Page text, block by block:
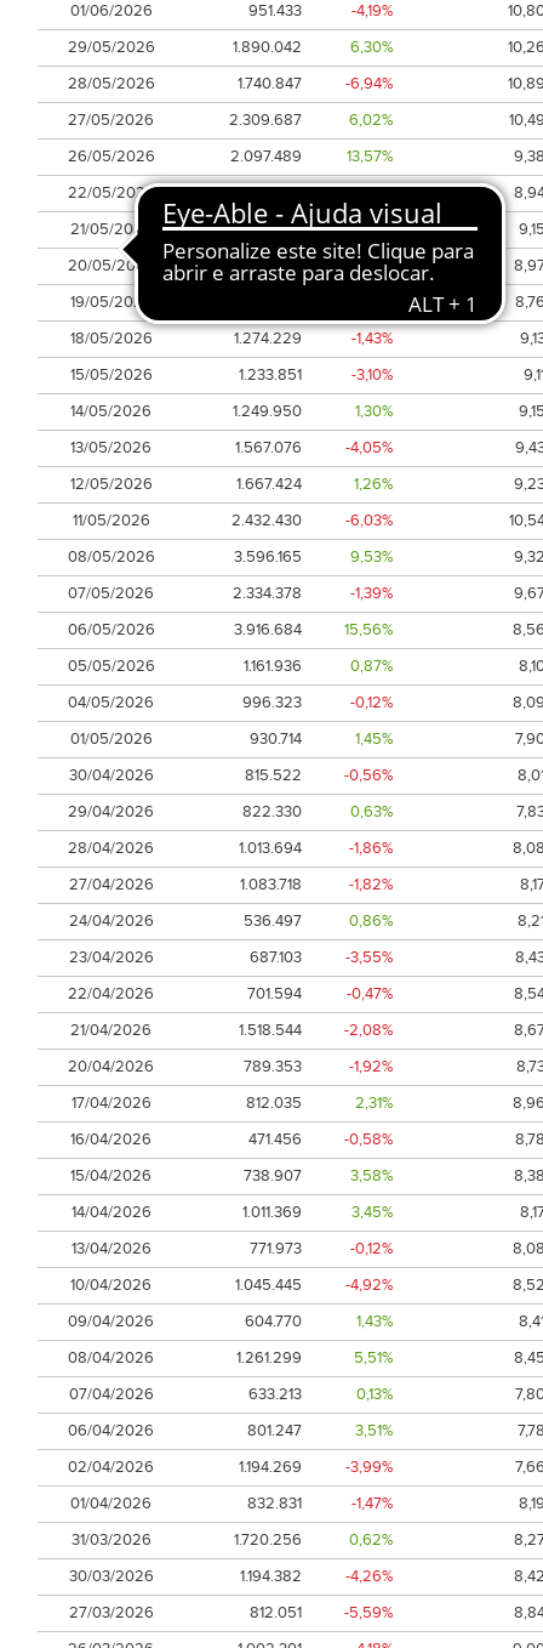
01/06/2026
951.433 -4,19%
29/05/2026
1.890.042 6,30%
28/05/2026
1.740.847 -6,94%
27/05/2026
2.309.687 6,02%
26/05/2026
2.097.489 13,57%
22/05/2026
985.576 2,56%
21/05/2026
990.139 -3,13%
20/05/2026
1.258.022 4,16%
19/05/2026
18/05/2026
1.274.229 -1,43%
15/05/2026
1.233.851 -3,10%
14/05/2026
1.249.950 1,30%
13/05/2026
1.567.076 -4,05%
12/05/2026
1.667.424 1,26%
11/05/2026
2.432.430 -6,03%
08/05/2026
3.596.165 9,53%
07/05/2026
2.334.378 -1,39%
06/05/2026
3.916.684 15,56%
05/05/2026
1.161.936 0,87%
04/05/2026
996.323 -0,12%
01/05/2026
930.714 1,45%
30/04/2026
815.522 -0,56%
29/04/2026
822.330 0,63%
28/04/2026
1.013.694 -1,86%
27/04/2026
1.083.718 -1,82%
24/04/2026
536.497 0,86%
23/04/2026
687.103 -3,55%
22/04/2026
701.594 -0,47%
21/04/2026
1.518.544 -2,08%
20/04/2026
789.353 -1,92%
17/04/2026
812.035 2,31%
16/04/2026
471.456 -0,58%
15/04/2026
738.907 3,58%
14/04/2026
1.011.369 3,45%
13/04/2026
771.973 -0,12%
10/04/2026
1.045.445 -4,92%
09/04/2026
604.770 1,43%
08/04/2026
1.261.299 5,51%
07/04/2026
633.213 0,13%
06/04/2026
801.247 3,51%
02/04/2026
1.194.269 -3,99%
01/04/2026
832.831 -1,47%
31/03/2026
1.720.256 0,62%
30/03/2026
1.194.382 -4,26%
27/03/2026
812.051 -5,59%